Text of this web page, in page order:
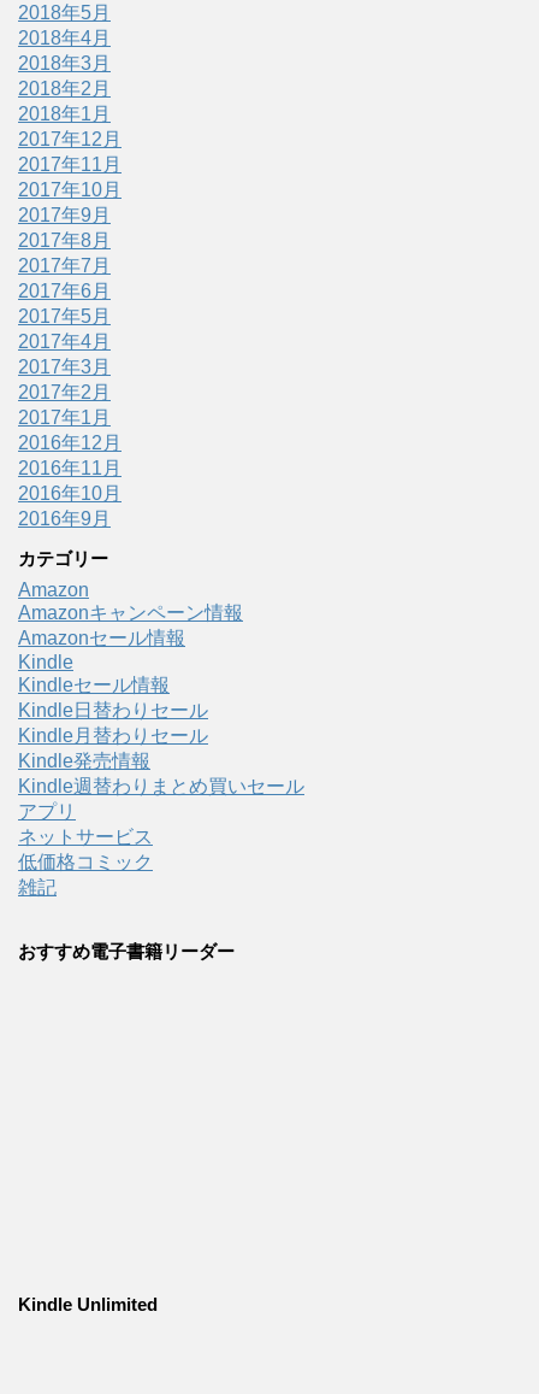
2018年5月
2018年4月
2018年3月
2018年2月
2018年1月
2017年12月
2017年11月
2017年10月
2017年9月
2017年8月
2017年7月
2017年6月
2017年5月
2017年4月
2017年3月
2017年2月
2017年1月
2016年12月
2016年11月
2016年10月
2016年9月
カテゴリー
Amazon
Amazonキャンペーン情報
Amazonセール情報
Kindle
Kindleセール情報
Kindle日替わりセール
Kindle月替わりセール
Kindle発売情報
Kindle週替わりまとめ買いセール
アプリ
ネットサービス
低価格コミック
雑記
おすすめ電子書籍リーダー
Kindle Unlimited